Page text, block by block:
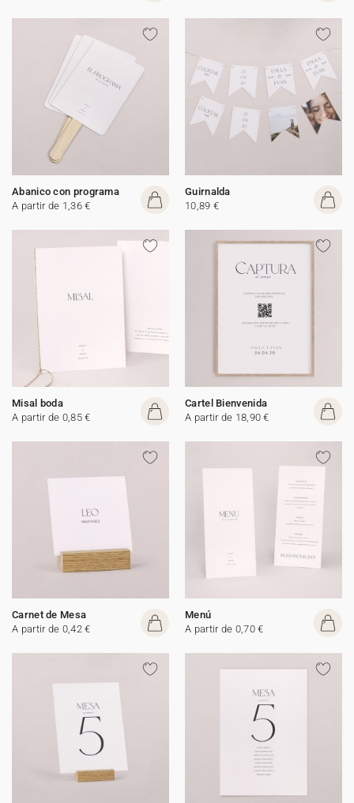
Abanico con programa
A partir de 1,36 €
Guirnalda
10,89 €
Misal boda
A partir de 0,85 €
Cartel Bienvenida
A partir de 18,90 €
Carnet de Mesa
A partir de 0,42 €
Menú
A partir de 0,70 €